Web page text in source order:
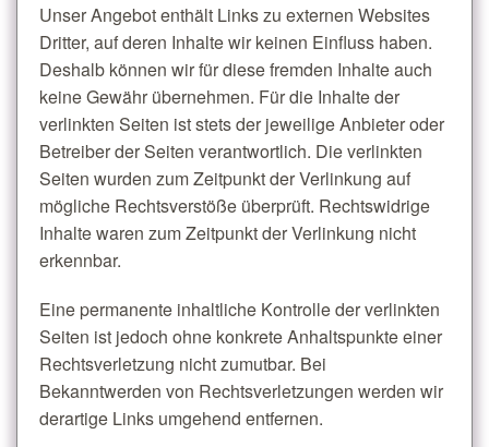
Unser Angebot enthält Links zu externen Websites
Dritter, auf deren Inhalte wir keinen Einfluss haben.
Deshalb können wir für diese fremden Inhalte auch
keine Gewähr übernehmen. Für die Inhalte der
verlinkten Seiten ist stets der jeweilige Anbieter oder
Betreiber der Seiten verantwortlich. Die verlinkten
Seiten wurden zum Zeitpunkt der Verlinkung auf
mögliche Rechtsverstöße überprüft. Rechtswidrige
Inhalte waren zum Zeitpunkt der Verlinkung nicht
erkennbar.
Eine permanente inhaltliche Kontrolle der verlinkten
Seiten ist jedoch ohne konkrete Anhaltspunkte einer
Rechtsverletzung nicht zumutbar. Bei
Bekanntwerden von Rechtsverletzungen werden wir
derartige Links umgehend entfernen.